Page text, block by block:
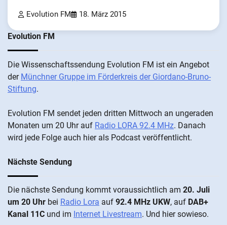
Evolution FM 18. März 2015
Evolution FM
Die Wis­sen­schafts­send­ung Evolution FM ist ein An­ge­bot
der Münch­ner Grup­pe im För­der­kreis der Gi­ordano-Bruno-
Stiftung.
Evolution FM sen­det je­den drit­ten Mitt­woch an un­ge­ra­den
Mo­nat­en um 20 Uhr auf Radio LORA 92.4 MHz. Da­nach
wird je­de Fol­ge auch hier als Pod­cast ver­öffentlicht.
Nächste Sendung
Die näch­ste Sen­dung kommt vor­aus­sicht­lich am 20. Juli
um 20 Uhr bei Radio Lora auf 92.4 MHz UKW, auf DAB+
Kanal 11C und im Internet Livestream. Und hier sowieso.